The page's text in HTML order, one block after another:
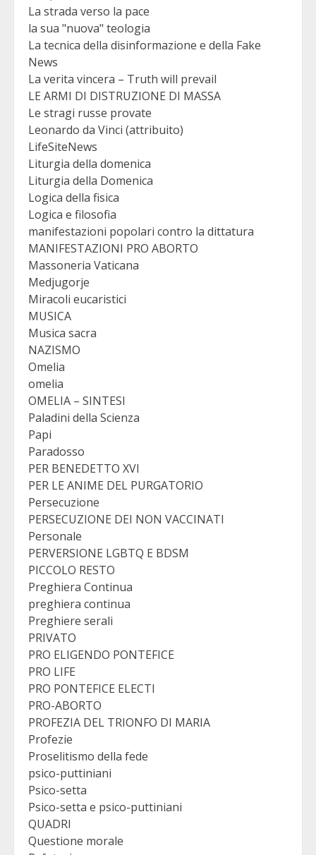
La strada verso la pace
la sua "nuova" teologia
La tecnica della disinformazione e della Fake
News
La verita vincera – Truth will prevail
LE ARMI DI DISTRUZIONE DI MASSA
Le stragi russe provate
Leonardo da Vinci (attribuito)
LifeSiteNews
Liturgia della domenica
Liturgia della Domenica
Logica della fisica
Logica e filosofia
manifestazioni popolari contro la dittatura
MANIFESTAZIONI PRO ABORTO
Massoneria Vaticana
Medjugorje
Miracoli eucaristici
MUSICA
Musica sacra
NAZISMO
Omelia
omelia
OMELIA – SINTESI
Paladini della Scienza
Papi
Paradosso
PER BENEDETTO XVI
PER LE ANIME DEL PURGATORIO
Persecuzione
PERSECUZIONE DEI NON VACCINATI
Personale
PERVERSIONE LGBTQ E BDSM
PICCOLO RESTO
Preghiera Continua
preghiera continua
Preghiere serali
PRIVATO
PRO ELIGENDO PONTEFICE
PRO LIFE
PRO PONTEFICE ELECTI
PRO-ABORTO
PROFEZIA DEL TRIONFO DI MARIA
Profezie
Proselitismo della fede
psico-puttiniani
Psico-setta
Psico-setta e psico-puttiniani
QUADRI
Questione morale